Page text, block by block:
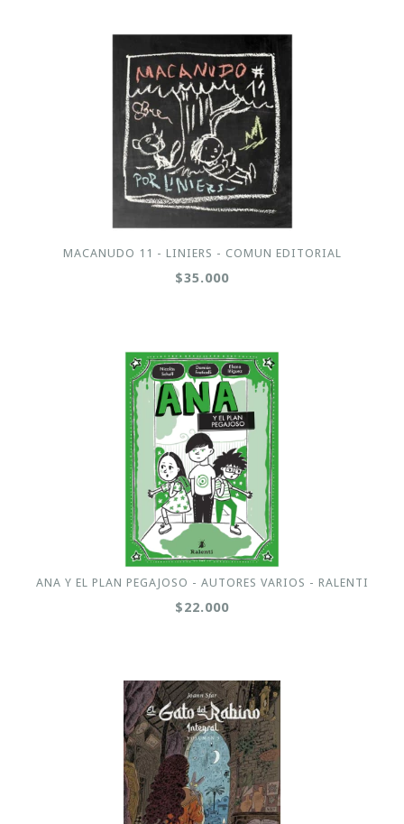
MACANUDO 11 - LINIERS - COMUN EDITORIAL
$35.000
ANA Y EL PLAN PEGAJOSO - AUTORES VARIOS - RALENTI
$22.000